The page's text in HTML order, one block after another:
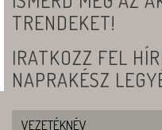
TRENDEKET!
IRATKOZZ FEL
NAPRAKÉSZ